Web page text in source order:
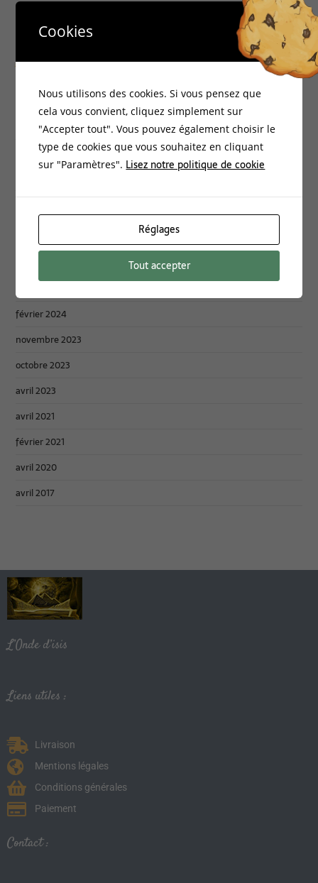
Archives :
mars 2026
janvier 2026
novembre 2025
mars 2025
février 2024
novembre 2023
octobre 2023
avril 2023
avril 2021
février 2021
avril 2020
avril 2017
L’Onde d’isis
Liens utiles :
Livraison
Mentions légales
Conditions générales
Paiement
Contact :
Cookies
Nous utilisons des cookies. Si vous pensez que
cela vous convient, cliquez simplement sur
"Accepter tout". Vous pouvez également choisir le
type de cookies que vous souhaitez en cliquant
sur "Paramètres". Lisez notre politique de cookie
Réglages
Tout accepter